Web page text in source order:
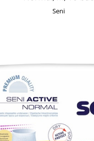
pentru Copii
pentru copii
si carioci
si globuri
Seni